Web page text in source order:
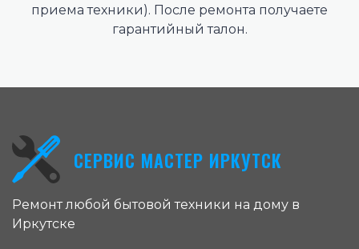
приема техники). После ремонта получаете
гарантийный талон.
СЕРВИС МАСТЕР ИРКУТСК
Ремонт любой бытовой техники на дому в
Иркутске